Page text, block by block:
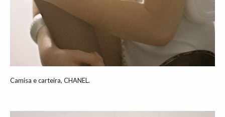
Camisa e carteira, CHANEL.